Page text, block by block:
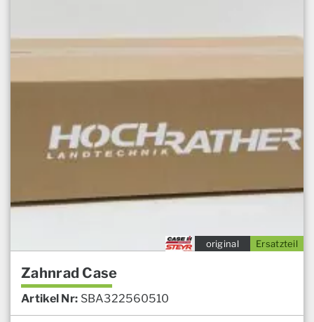
Ersatzteil
original
Zahnrad Case
Artikel Nr: SBA322560510